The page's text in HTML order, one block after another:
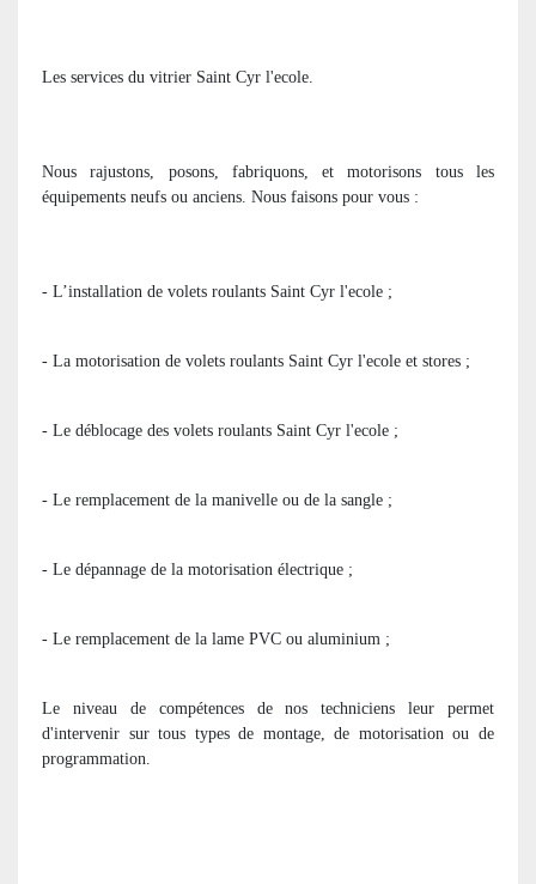
Les services du vitrier Saint Cyr l'ecole.
Nous rajustons, posons, fabriquons, et motorisons tous les
équipements neufs ou anciens. Nous faisons pour vous :
- L’installation de volets roulants Saint Cyr l'ecole ;
- La motorisation de volets roulants Saint Cyr l'ecole et stores ;
- Le déblocage des volets roulants Saint Cyr l'ecole ;
- Le remplacement de la manivelle ou de la sangle ;
- Le dépannage de la motorisation électrique ;
- Le remplacement de la lame PVC ou aluminium ;
Le niveau de compétences de nos techniciens leur permet
d'intervenir sur tous types de montage, de motorisation ou de
programmation.